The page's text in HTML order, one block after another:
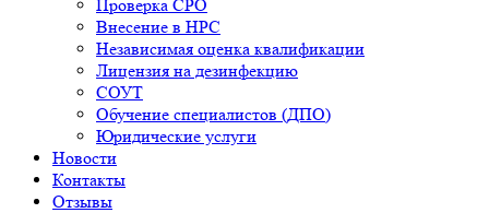
Проверка СРО
Внесение в НРС
Независимая оценка квалификации
Лицензия на дезинфекцию
СОУТ
Обучение специалистов (ДПО)
Юридические услуги
Новости
Контакты
Отзывы